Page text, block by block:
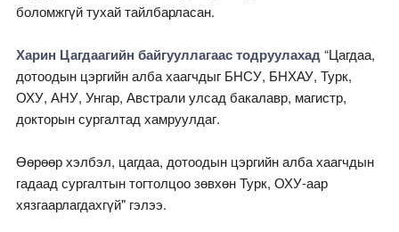
боломжгүй тухай тайлбарласан.
Харин Цагдаагийн байгууллагаас тодруулахад“Цагдаа,
дотоодын цэргийн алба хаагчдыг БНСУ, БНХАУ, Турк,
ОХУ, АНУ, Унгар, Австрали улсад бакалавр, магистр,
докторын сургалтад хамруулдаг.
Өөрөөр хэлбэл, цагдаа, дотоодын цэргийн алба хаагчдын
гадаад сургалтын тогтолцоо зөвхөн Турк, ОХУ-аар
хязгаарлагдахгүй" гэлээ.